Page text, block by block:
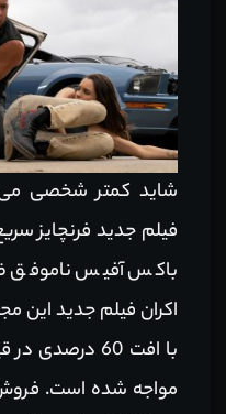
شاید کمتر شخصی
فیلم جدید فرنچایز
باکس آفیس ناموفق
با افت 60
مواجه شده است.